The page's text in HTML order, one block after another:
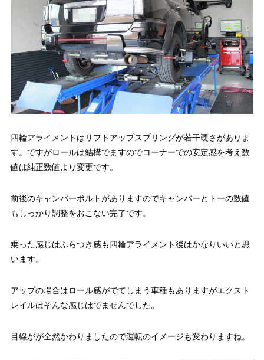
四輪アライメントはリフトアップスプリングが若干硬さがありま
す。ですがロールは結構でますのでコーナーでの安定感を考え数
値は純正数値より変更です。
前後のキャンバーボルトがありますのでキャンバーとトーの数値
もしっかり調整をおこない完了です。
乗った感じはふらつき感も四輪アライメント後はかなりいいと思
います。
アップの場合はロール感がでてしまう車種もありますがエクスト
レイルはそんな感じはでませんでした。
目線がが全然かわりましたので運転のイメージも変わりますね。